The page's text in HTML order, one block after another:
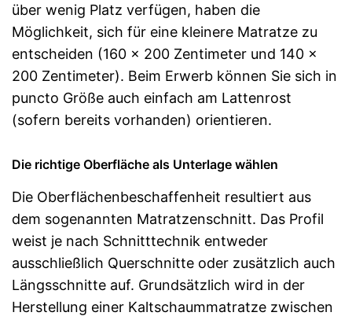
über wenig Platz verfügen, haben die
Möglichkeit, sich für eine kleinere Matratze zu
entscheiden (160 x 200 Zentimeter und 140 x
200 Zentimeter). Beim Erwerb können Sie sich in
puncto Größe auch einfach am Lattenrost
(sofern bereits vorhanden) orientieren.
Die richtige Oberfläche als Unterlage wählen
Die Oberflächenbeschaffenheit resultiert aus
dem sogenannten Matratzenschnitt. Das Profil
weist je nach Schnitttechnik entweder
ausschließlich Querschnitte oder zusätzlich auch
Längsschnitte auf. Grundsätzlich wird in der
Herstellung einer Kaltschaummatratze zwischen